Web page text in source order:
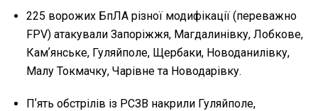
225 ворожих БпЛА різної модифікації (переважно
FPV) атакували Запоріжжя, Магдалинівку, Лобкове,
Камʼянське, Гуляйполе, Щербаки, Новоданилівку,
Малу Токмачку, Чарівне та Новодарівку.
Пʼять обстрілів із РСЗВ накрили Гуляйполе,